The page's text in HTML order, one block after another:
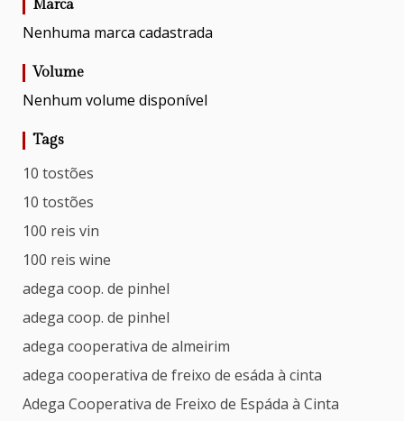
Marca
Nenhuma marca cadastrada
Volume
Nenhum volume disponível
Tags
10 tostões
10 tostões
100 reis vin
100 reis wine
adega coop. de pinhel
adega coop. de pinhel
adega cooperativa de almeirim
adega cooperativa de freixo de esáda à cinta
Adega Cooperativa de Freixo de Espáda à Cinta